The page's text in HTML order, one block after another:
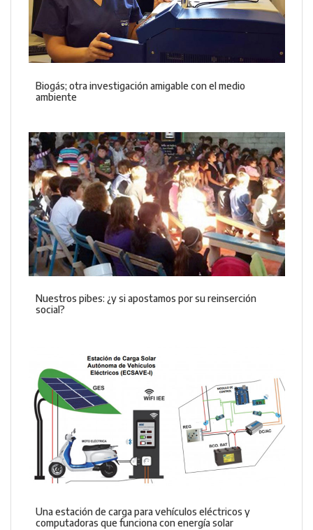
Biogás; otra investigación amigable con el medio
ambiente
Nuestros pibes: ¿y si apostamos por su reinserción
social?
Una estación de carga para vehículos eléctricos y
computadoras que funciona con energía solar